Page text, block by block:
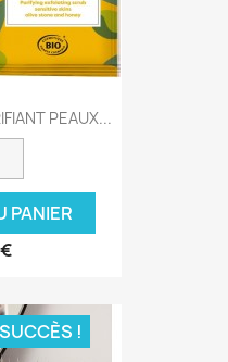
PEAUX...
PANIER
!